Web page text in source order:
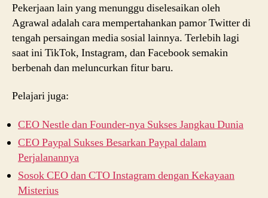
Pekerjaan lain yang menunggu diselesaikan oleh
Agrawal adalah cara mempertahankan pamor Twitter di
tengah persaingan media sosial lainnya. Terlebih lagi
saat ini TikTok, Instagram, dan Facebook semakin
berbenah dan meluncurkan fitur baru.
Pelajari juga:
CEO Nestle dan Founder-nya Sukses Jangkau Dunia
CEO Paypal Sukses Besarkan Paypal dalam
Perjalanannya
Sosok CEO dan CTO Instagram dengan Kekayaan
Misterius